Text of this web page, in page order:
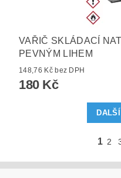
VAŘIČ SKLÁDACÍ
PEVNÝM LIHEM
148,76 Kč bez DPH
180 Kč
1 2